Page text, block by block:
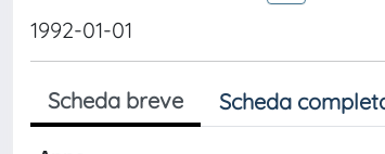
1992-01-01
Scheda breve Scheda